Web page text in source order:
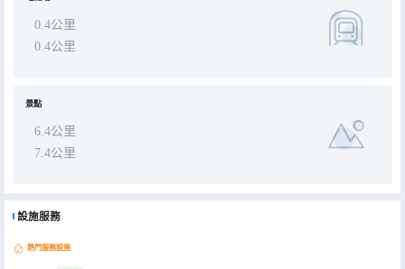
0.4公里
0.4公里
景點
6.4公里
7.4公里
設施服務
熱門服務設施